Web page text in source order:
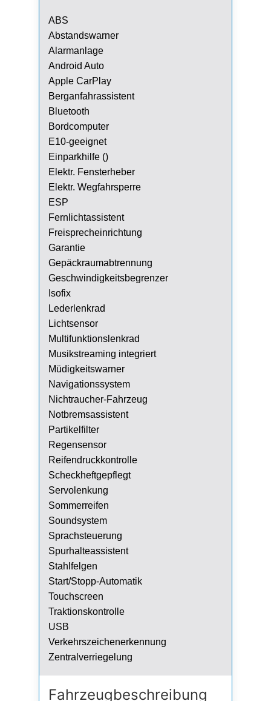
ABS
Abstandswarner
Alarmanlage
Android Auto
Apple CarPlay
Berganfahrassistent
Bluetooth
Bordcomputer
E10-geeignet
Einparkhilfe ()
Elektr. Fensterheber
Elektr. Wegfahrsperre
ESP
Fernlichtassistent
Freisprecheinrichtung
Garantie
Gepäckraumabtrennung
Geschwindigkeitsbegrenzer
Isofix
Lederlenkrad
Lichtsensor
Multifunktionslenkrad
Musikstreaming integriert
Müdigkeitswarner
Navigationssystem
Nichtraucher-Fahrzeug
Notbremsassistent
Partikelfilter
Regensensor
Reifendruckkontrolle
Scheckheftgepflegt
Servolenkung
Sommerreifen
Soundsystem
Sprachsteuerung
Spurhalteassistent
Stahlfelgen
Start/Stopp-Automatik
Touchscreen
Traktionskontrolle
USB
Verkehrszeichenerkennung
Zentralverriegelung
Fahrzeug­beschreibung